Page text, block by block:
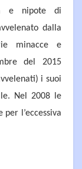
e nipote di
dalla
minacce e
del 2015
i suoi
Nel 2008 le
l’eccessiva